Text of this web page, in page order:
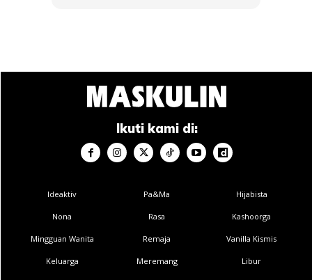
Pasukan yang digelar White Wolves ini kini menjadi
Ikuti kami di:
Ideaktiv
Nona
Mingguan Wanita
Keluarga
Pa&Ma
Rasa
Remaja
Meremang
Hijabista
Kashoorga
Vanilla Kismis
Libur